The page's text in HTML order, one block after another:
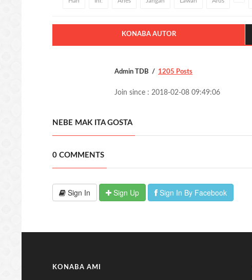
KONABA AUTOR
Admin TDB 1205 Posts
Join since : 2018-02-08 09:49:06
NEBE MAK ITA GOSTA
0 COMMENTS
Sign In Sign Up Sign In By Facebook
KONABA AMI